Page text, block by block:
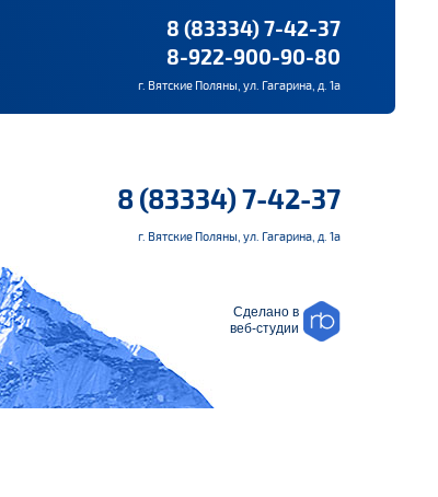
8 (83334) 7-42-37
8-922-900-90-80
г. Вятские Поляны, ул. Гагарина, д. 1а
8 (83334) 7-42-37
г. Вятские Поляны, ул. Гагарина, д. 1а
Сделано в
веб-студии